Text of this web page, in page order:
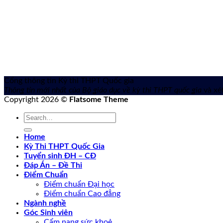
Cổng thông tin Kỳ thi THPT Quốc gia
Thông tin mới nhất của Bộ giáo dục về kỳ thi THPT quốc gia và
Copyright 2026 © Flatsome Theme
Home
Kỳ Thi THPT Quốc Gia
Tuyển sinh ĐH – CĐ
Đáp Án – Đề Thi
Điểm Chuẩn
Điểm chuẩn Đại học
Điểm chuẩn Cao đẳng
Ngành nghề
Góc Sinh viên